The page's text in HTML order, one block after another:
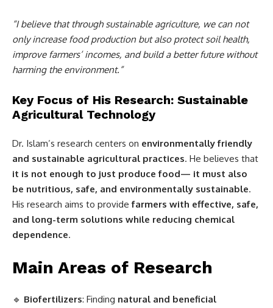
“I believe that through sustainable agriculture, we can not
only increase food production but also protect soil health,
improve farmers’ incomes, and build a better future without
harming the environment.”
Key Focus of His Research: Sustainable
Agricultural Technology
Dr. Islam’s research centers on environmentally friendly
and sustainable agricultural practices. He believes that
it is not enough to just produce food— it must also
be nutritious, safe, and environmentally sustainable.
His research aims to providefarmers with effective, safe,
and long-term solutions while reducing chemical
dependence.
Main Areas of Research
🔹 Biofertilizers: Finding natural and beneficial